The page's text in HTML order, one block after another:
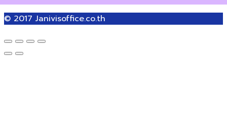
© 2017 Janivisoffice.co.th